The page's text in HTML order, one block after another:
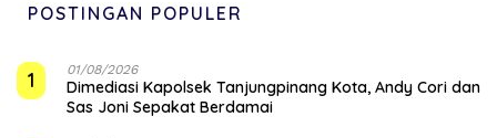
POSTINGAN POPULER
1 01/08/2026
Dimediasi Kapolsek Tanjungpinang Kota, Andy Cori dan
Sas Joni Sepakat Berdamai